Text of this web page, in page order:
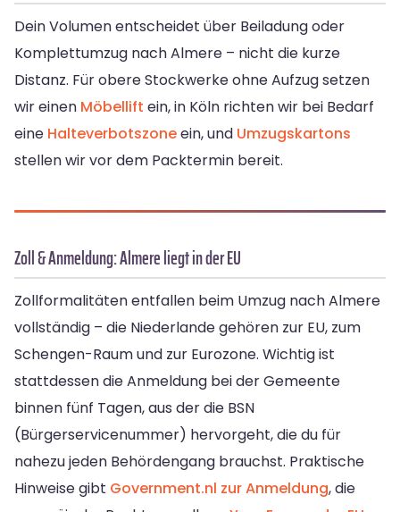
Dein Volumen entscheidet über Beiladung oder
Komplettumzug nach Almere – nicht die kurze
Distanz. Für obere Stockwerke ohne Aufzug setzen
wir einen Möbellift ein, in Köln richten wir bei Bedarf
eine Halteverbotszoneein, und Umzugskartons
stellen wir vor dem Packtermin bereit.
Zoll & Anmeldung: Almere liegt in der EU
Zollformalitäten entfallen beim Umzug nach Almere
vollständig – die Niederlande gehören zur EU, zum
Schengen-Raum und zur Eurozone. Wichtig ist
stattdessen die Anmeldung bei der Gemeente
binnen fünf Tagen, aus der die BSN
(Bürgerservicenummer) hervorgeht, die du für
nahezu jeden Behördengang brauchst. Praktische
Hinweise gibt Government.nl zur Anmeldung, die